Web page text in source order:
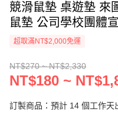
競滑鼠墊 桌遊墊 來
鼠墊 公司學校團體
超取滿NT$2,000免運
NT$270 ~ NT$2,330
NT$180 ~
訂製商品：預計 14 個工作天